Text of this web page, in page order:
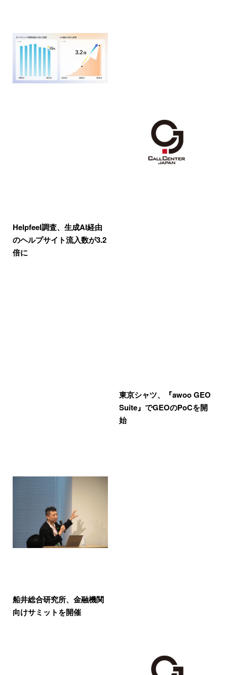
Helpfeel調査、生成AI経由
のヘルプサイト流入数が3.2
倍に
東京シャツ、『awoo GEO
Suite』でGEOのPoCを開
始
船井総合研究所、金融機関
向けサミットを開催